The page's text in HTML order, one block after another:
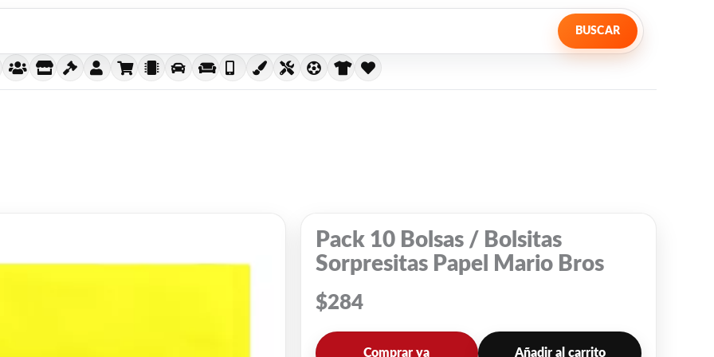
BUSCAR
Pack 10 Bolsas / Bolsitas
Sorpresitas Papel Mario Bros
$284
Comprar ya Añadir al carrito